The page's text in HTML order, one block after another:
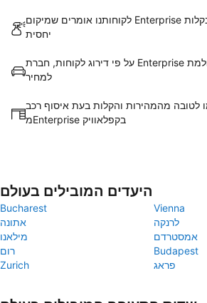
לקוחותנו אומרים שמיקום Enterprise בקפלאוויק אותר בקלות
יחסית
על פי דירוג לקוחות, חברת Enterprise מעניקה תמורה הולמת
למחיר
לטובה מהמהירות והקלות בעת איסוף רכב
מEnterprise בקפלאוויק
היעדים המובילים בעולם
Bucharest
Vienna
אתונה
לרנקה
מילאנו
אמסטרדם
רום
Budapest
Zurich
פראג